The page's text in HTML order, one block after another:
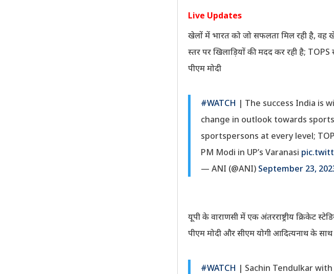
Live Updates
खेलों में भारत को जो सफलता मिल रही है, वह
स्तर पर खिलाड़ियों की मदद कर रही है;
पीएम मोदी
#WATCH | The success India is
change in outlook towards
sportspersons at every level;
PM Modi in UP’s Varanasi
— ANI (@ANI) September 23,
यूपी के वाराणसी में एक अंतरराष्ट्रीय क्रिकेट
पीएम मोदी और सीएम योगी आदित्यनाथ के
#WATCH | Sachin Tendulkar